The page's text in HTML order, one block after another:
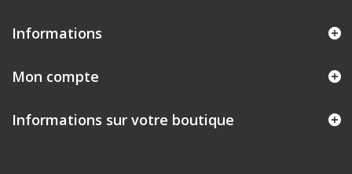
Informations
Mon compte
Informations sur votre boutique